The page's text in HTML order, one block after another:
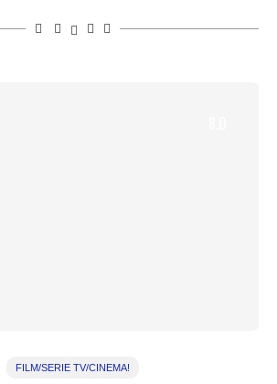
FILM/SERIE TV/CINEMA!